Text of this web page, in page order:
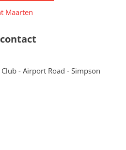
Maarten
- Airport Road - Simpson